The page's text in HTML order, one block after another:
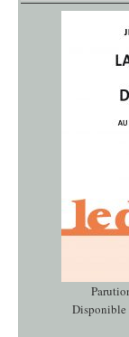
Disponible